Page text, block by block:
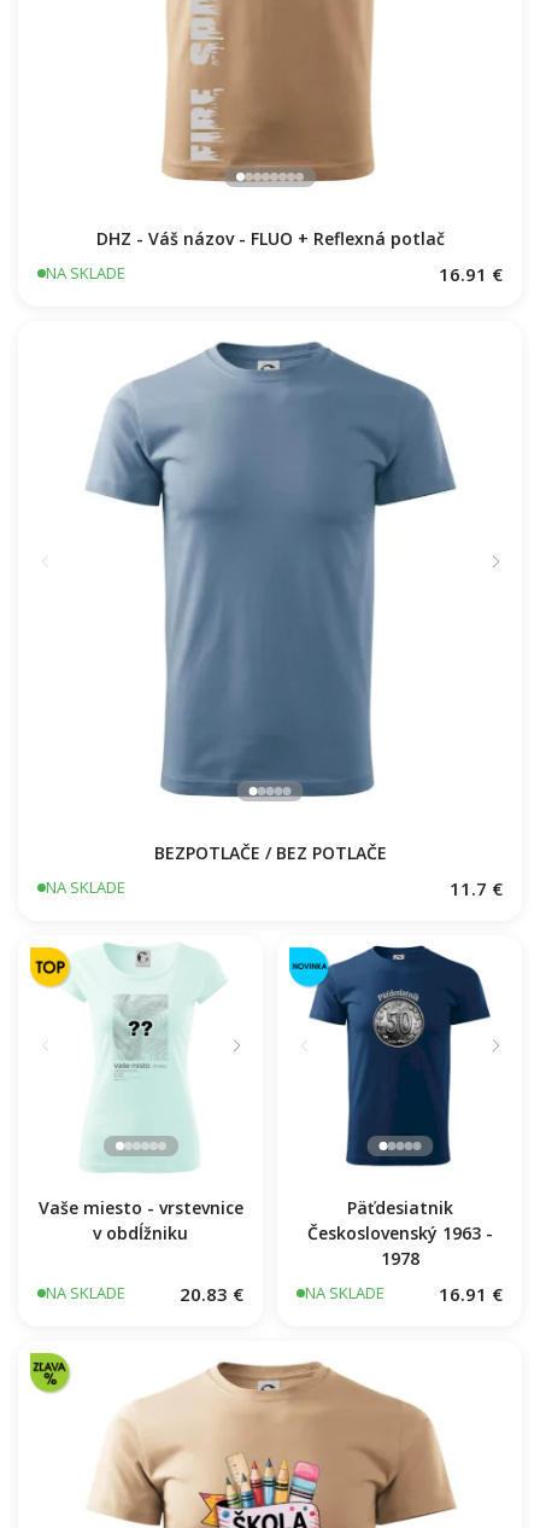
DHZ - Váš názov - FLUO + Reflexná potlač
NA SKLADE 16.91 €
BEZPOTLAČE / BEZ POTLAČE
NA SKLADE 11.7 €
Vaše miesto - vrstevnice
v obdĺžniku
NA SKLADE 20.83 €
Päťdesiatnik
Československý 1963 -
1978
NA SKLADE 16.91 €